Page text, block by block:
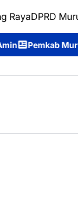
RayaDPRD
Lepas